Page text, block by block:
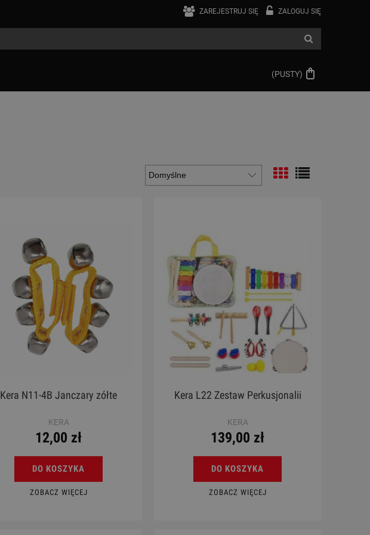
ZAREJESTRUJ SIĘ ZALOGUJ SIĘ
(PUSTY)
Kera N11-4B Janczary zółte
KERA
12,00 zł
DO KOSZYKA
ZOBACZ WIĘCEJ
Kera L22 Zestaw Perkusjonalii
KERA
139,00 zł
DO KOSZYKA
ZOBACZ WIĘCEJ